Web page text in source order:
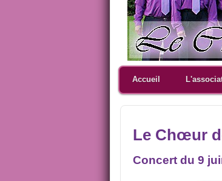
Accueil
Le Chœur
Concert du 9